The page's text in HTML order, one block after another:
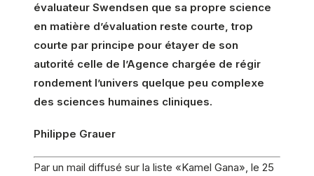
évaluateur Swendsen que sa propre science
en matière d’évaluation reste courte, trop
courte par principe pour étayer de son
autorité celle de l’Agence chargée de régir
rondement l’univers quelque peu complexe
des sciences humaines cliniques.
Philippe Grauer
Par un mail diffusé sur la liste «Kamel Gana», le 25